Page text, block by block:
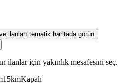
ilanları tematik haritada görün
ilanlar için yakınlık mesafesini seç.
15kmKapalı